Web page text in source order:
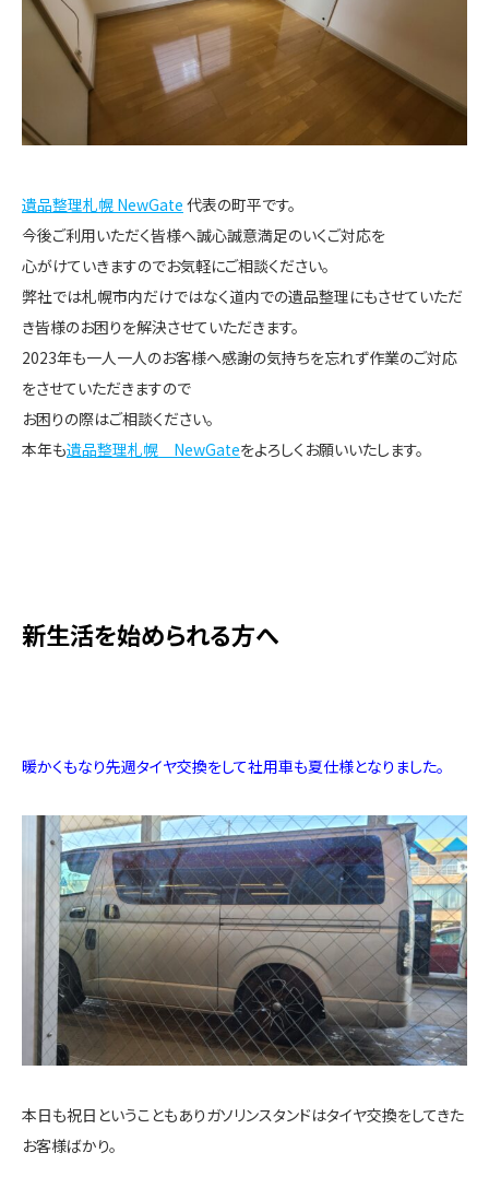
遺品整理札幌 NewGate 代表の町平です。
今後ご利用いただく皆様へ誠心誠意満足のいくご対応を
心がけていきますのでお気軽にご相談ください。
弊社では札幌市内だけではなく道内での遺品整理にもさせていただ
き皆様のお困りを解決させていただきます。
2023年も一人一人のお客様へ感謝の気持ちを忘れず作業のご対応
をさせていただきますので
お困りの際はご相談ください。
本年も遺品整理札幌 NewGateをよろしくお願いいたします。
新生活を始められる方へ
暖かくもなり先週タイヤ交換をして社用車も夏仕様となりました。
本日も祝日ということもありガソリンスタンドはタイヤ交換をしてきた
お客様ばかり。